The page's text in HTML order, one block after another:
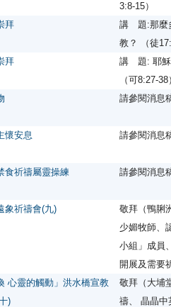
3:8-15）
拜
講 題:那麼
教？ （徒
拜
講 題: 耶穌
（可8:27-
請參閱消息
懷安息 請參閱消息
食祈禱屬靈操練 請參閱消息
象祈禱會(九)
敬拜（鴨脷
少媚牧師、
小組」成員
開展及需要
心靈的觸動」洪水橋宣教
)
敬拜（大埔
禱、 晶晶中